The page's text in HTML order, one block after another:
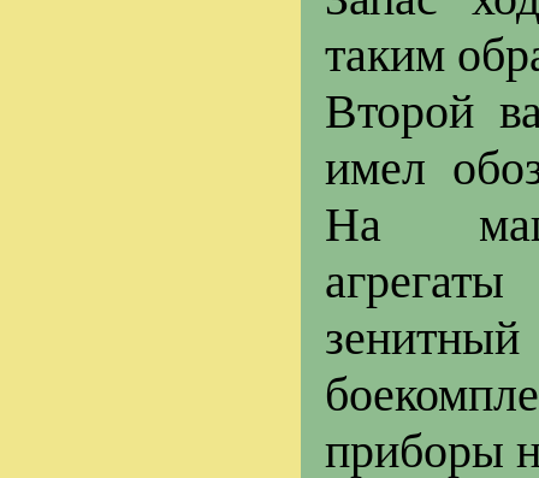
таким
Второй
имел
На
приборы